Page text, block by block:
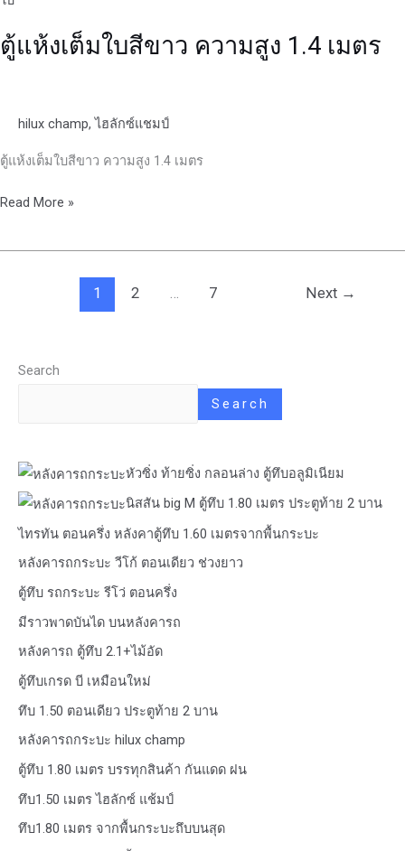
ตู้แห้งเต็มใบสีขาว ความสูง 1.4 เมตร
hilux champ,ไฮลักซ์แชมป์
ตู้แห้งเต็มใบสีขาว ความสูง 1.4 เมตร
ใบ
1.4
เมตร
Read More »
1 2 7 Next →
Search
Search
หัวซิ่ง ท้ายซิ่ง กลอนล่าง ตู้ทึบอลูมิเนียม
นิสสัน big M ตู้ทึบ 1.80 เมตร ประตูท้าย 2 บาน
ไทรทัน ตอนครึ่ง หลังคาตู้ทึบ 1.60 เมตรจากพื้นกระบะ
หลังคารถกระบะ วีโก้ ตอนเดียว ช่วงยาว
ตู้ทึบ รถกระบะ รีโว่ ตอนครึ่ง
มีราวพาดบันได บนหลังคารถ
หลังคารถ ตู้ทึบ 2.1+ไม้อัด
ตู้ทึบเกรด บี เหมือนใหม่
ทึบ 1.50 ตอนเดียว ประตูท้าย 2 บาน
หลังคารถกระบะ hilux champ
ตู้ทึบ 1.80 เมตร บรรทุกสินค้า กันแดด ฝน
ทึบ1.50 เมตร ไฮลักซ์ แช้มป์
ทึบ1.80 เมตร จากพื้นกระบะถึบบนสุด